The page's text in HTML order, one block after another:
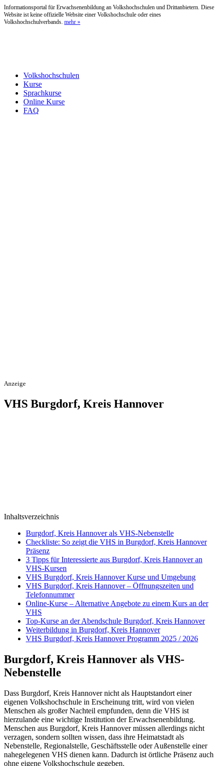
Informationsportal für Erwachsenenbildung an Volkshochschulen und Drittanbietern. Diese
Website ist keine offizielle Website einer Volkshochschule oder eines
Volkshochschulverbands. mehr »
Volkshochschulen
Kurse
Sprachkurse
Online Kurse
FAQ
Anzeige
VHS Burgdorf, Kreis Hannover
Inhaltsverzeichnis
Burgdorf, Kreis Hannover als VHS-Nebenstelle
Checkliste: So zeigt die VHS in Burgdorf, Kreis Hannover
Präsenz
3 Tipps für Interessierte aus Burgdorf, Kreis Hannover an
VHS-Kursen
VHS Burgdorf, Kreis Hannover Kurse und Umgebung
VHS Burgdorf, Kreis Hannover – Öffnungszeiten und
Telefonnummer
Online-Kurse – Alternative Angebote zu einem Kurs an der
VHS
Top-Kurse an der Abendschule Burgdorf, Kreis Hannover
Weiterbildung in Burgdorf, Kreis Hannover
VHS Burgdorf, Kreis Hannover Programm 2025 / 2026
Burgdorf, Kreis Hannover als VHS-
Nebenstelle
Dass Burgdorf, Kreis Hannover nicht als Hauptstandort einer
eigenen Volkshochschule in Erscheinung tritt, wird von vielen
Menschen als großer Nachteil empfunden, denn die VHS ist
hierzulande eine wichtige Institution der Erwachsenenbildung.
Menschen aus Burgdorf, Kreis Hannover müssen allerdings nicht
verzagen, sondern sollten wissen, dass ihre Heimatstadt als
Nebenstelle, Regionalstelle, Geschäftsstelle oder Außenstelle einer
nahegelegenen VHS dienen kann. Dadurch ist örtliche Präsenz auch
ohne eigene Volkshochschule gegeben.